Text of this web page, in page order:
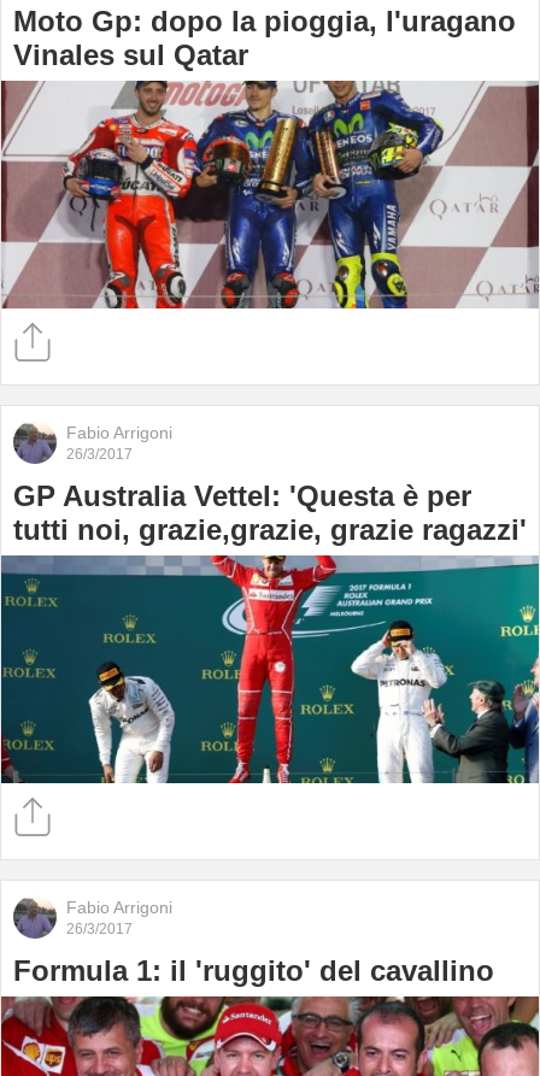
Moto Gp: dopo la pioggia, l'uragano
Vinales sul Qatar
Fabio Arrigoni
26/3/2017
GP Australia Vettel: 'Questa è per
tutti noi, grazie,grazie, grazie ragazzi'
Fabio Arrigoni
26/3/2017
Formula 1: il 'ruggito' del cavallino